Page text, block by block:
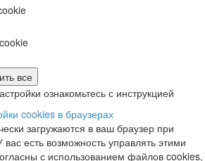
все
ознакомьтесь с инструкцией
cookies в браузерах
загружаются в ваш браузер при
есть возможность управлять этими
с использованием файлов cookies,